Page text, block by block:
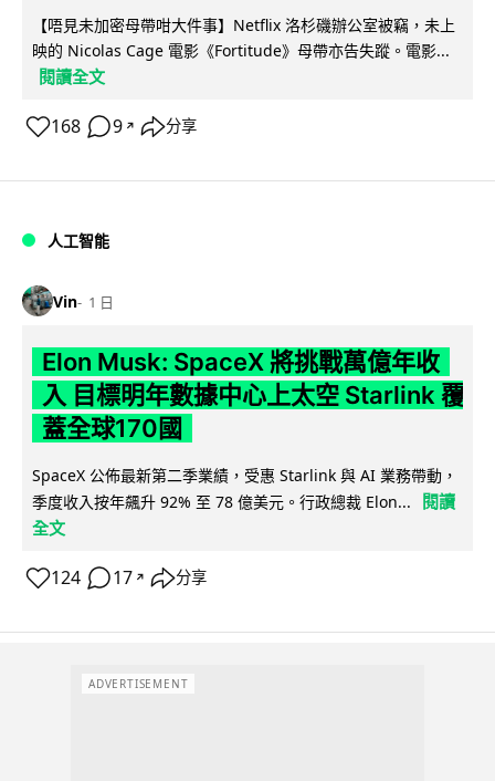
【唔見未加密母帶咁大件事】Netflix 洛杉磯辦公室被竊，未上
映的 Nicolas Cage 電影《Fortitude》母帶亦告失蹤。電影...
閱讀全文
168 9 ↗ 分享
人工智能
Vin 1 日
Elon Musk: SpaceX 將挑戰萬億年收
入 目標明年數據中心上太空 Starlink 覆
蓋全球170國
SpaceX 公佈最新第二季業績，受惠 Starlink 與 AI 業務帶動，
季度收入按年飆升 92% 至 78 億美元。行政總裁 Elon...
閱讀
全文
124 17 ↗ 分享
ADVERTISEMENT